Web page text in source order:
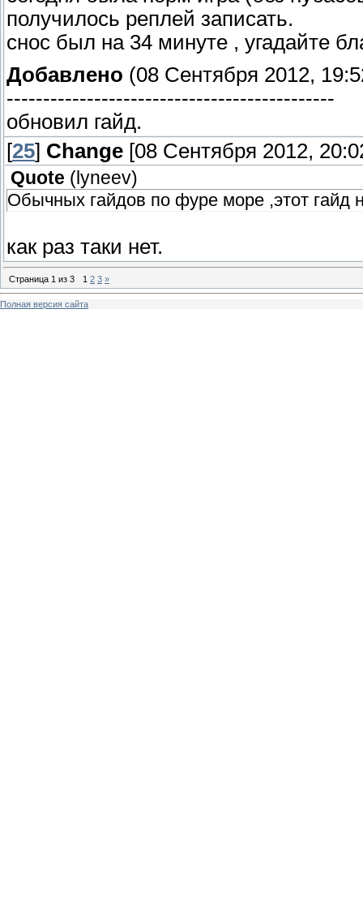
получилось реплей записать.
снос был на 34 минуте , угадайте
Добавлено (08 Сентября 2012,
---------------------------------------------
обновил гайд.
[25] Change [08 Сентября 2012,
Quote ( lyneev)
Обычных гайдов по фуре море ,этот
как раз таки нет.
Страница 1 из 3 1 2 3 »
Полная версия сайта